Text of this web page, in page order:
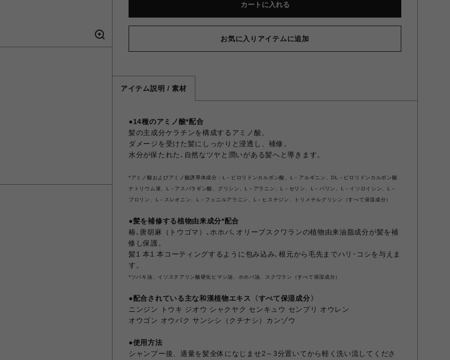
カートに入れる
お気に入りアイテムに追加
アイテム説明 / 素材
●14種のアミノ酸*配合
髪の主成分ケラチンを構成するアミノ酸。
ダメージを受けた髪にしっかりと浸透し、補修。
水分が保たれた､自然なツヤと潤いがある髪へと導きます。
*アミノ酸およびアミノ酸誘導体成分：L－ピロリドンカルボン酸、L－アルギニン、DL－ピロリドンカルボン酸
ナトリウム液、L－アスパラギン酸、グリシン、L－アラニン、L－セリン、L－バリン、L－イソロイシン、L－
プロリン、L－スレオニン、L－フェニルアラニン、L－ヒスチジン、トリメチルグリシン（すべて保湿成分）
●髪を補修する植物由来成分*配合
椿､唐胡麻（トウゴマ）､ホホバ､オリーブスクワランの植物由来油脂成分が髪を補
修し保護。
髪1 本1 本コーティングするように包み込み､根元から毛先までハリ･コシを与えま
す。
*ツバキ油、イソステアリン酸硬化ヒマシ油、ホホバ油、スクワラン（すべて保湿成分）
●配合されている主な和漢植物エキス〈すべて保湿成分〉
ニンジン トウキ ジオウ シャクヤク センキュウ センブリ オウレン
オウゴン オウバク サンシシ（クチナシ）カンゾウ
●使用方法
シャンプー後、適量を髪全体になじませ2～3分置いてから軽く洗い流してくださ